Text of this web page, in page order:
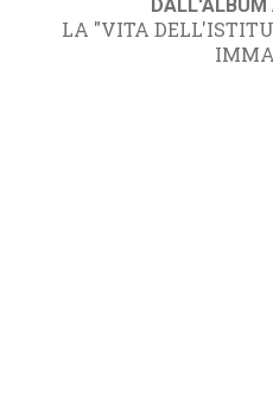
DALL'ALBUM
LA "VITA